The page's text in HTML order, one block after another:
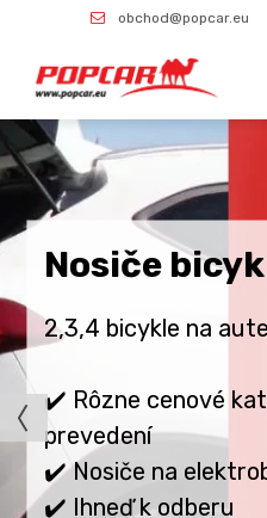
obchod@popcar.eu
Nosiče
2,3,4 bicykle na
✔️ Rôzne cenové
prevedení
✔️ Nosiče na
✔️ Ihneď k odberu